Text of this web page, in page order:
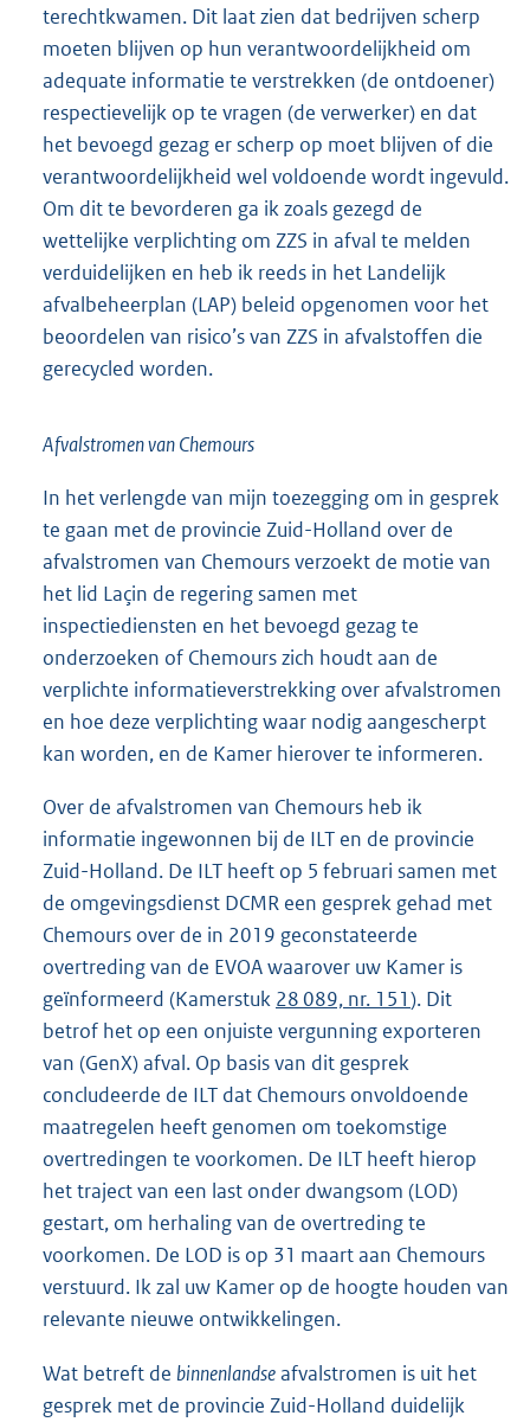
terechtkwamen. Dit laat zien dat bedrijven scherp
moeten blijven op hun verantwoordelijkheid om
adequate informatie te verstrekken (de ontdoener)
respectievelijk op te vragen (de verwerker) en dat
het bevoegd gezag er scherp op moet blijven of die
verantwoordelijkheid wel voldoende wordt ingevuld.
Om dit te bevorderen ga ik zoals gezegd de
wettelijke verplichting om ZZS in afval te melden
verduidelijken en heb ik reeds in het Landelijk
afvalbeheerplan (LAP) beleid opgenomen voor het
beoordelen van risico’s van ZZS in afvalstoffen die
gerecycled worden.
Afvalstromen van Chemours
In het verlengde van mijn toezegging om in gesprek
te gaan met de provincie Zuid-Holland over de
afvalstromen van Chemours verzoekt de motie van
het lid Laçin de regering samen met
inspectiediensten en het bevoegd gezag te
onderzoeken of Chemours zich houdt aan de
verplichte informatieverstrekking over afvalstromen
en hoe deze verplichting waar nodig aangescherpt
kan worden, en de Kamer hierover te informeren.
Over de afvalstromen van Chemours heb ik
informatie ingewonnen bij de ILT en de provincie
Zuid-Holland. De ILT heeft op 5 februari samen met
de omgevingsdienst DCMR een gesprek gehad met
Chemours over de in 2019 geconstateerde
overtreding van de EVOA waarover uw Kamer is
geïnformeerd (Kamerstuk 28 089, nr. 151). Dit
betrof het op een onjuiste vergunning exporteren
van (GenX) afval. Op basis van dit gesprek
concludeerde de ILT dat Chemours onvoldoende
maatregelen heeft genomen om toekomstige
overtredingen te voorkomen. De ILT heeft hierop
het traject van een last onder dwangsom (LOD)
gestart, om herhaling van de overtreding te
voorkomen. De LOD is op 31 maart aan Chemours
verstuurd. Ik zal uw Kamer op de hoogte houden van
relevante nieuwe ontwikkelingen.
Wat betreft de binnenlandseafvalstromen is uit het
gesprek met de provincie Zuid-Holland duidelijk